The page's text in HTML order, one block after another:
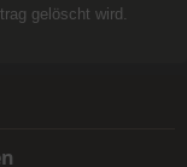
gelöscht wird.